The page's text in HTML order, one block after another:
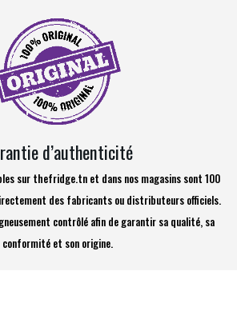
d’authenticité
sur thefridge.tn et dans nos magasins sont 100
des fabricants ou distributeurs officiels.
contrôlé afin de garantir sa qualité, sa
conformité et son origine.